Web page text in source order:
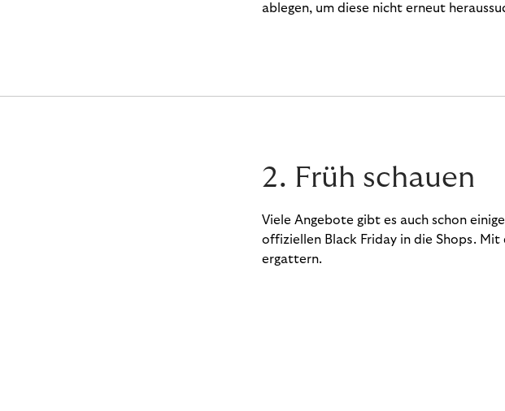
ablegen, um diese nicht erneut
2. Früh schauen
Viele Angebote gibt es auch schon
offiziellen Black Friday in die Shops.
ergattern.